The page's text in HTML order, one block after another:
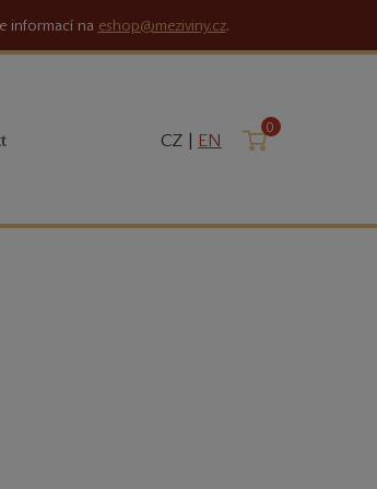
informací na eshop@meziviny.cz.
CZ | EN Košík
0